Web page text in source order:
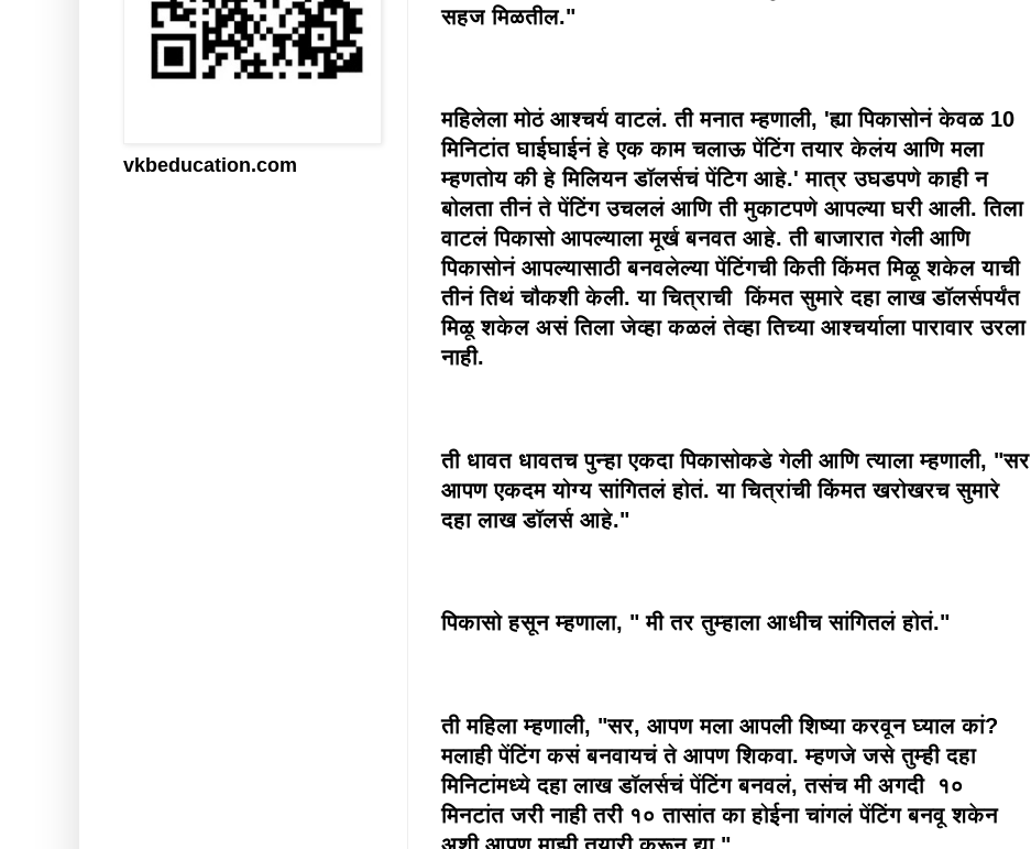
सहज मिळतील."
महिलेला मोठं आश्चर्य वाटलं. ती मनात म्हणाली, 'ह्या पिकासोनं केवळ 10
मिनिटांत घाईघाईनं हे एक काम चलाऊ पेंटिंग तयार केलंय आणि मला
म्हणतोय की हे मिलियन डॉलर्सचं पेंटिग आहे.' मात्र उघडपणे काही न
बोलता तीनं ते पेंटिंग उचललं आणि ती मुकाटपणे आपल्या घरी आली. तिला
वाटलं पिकासो आपल्याला मूर्ख बनवत आहे. ती बाजारात गेली आणि
पिकासोनं आपल्यासाठी बनवलेल्या पेंटिंगची किती किंमत मिळू शकेल याची
तीनं तिथं चौकशी केली. या चित्राची किंमत सुमारे दहा लाख डॉलर्सपर्यंत
मिळू शकेल असं तिला जेव्हा कळलं तेव्हा तिच्या आश्चर्याला पारावार उरला
नाही.
ती धावत धावतच पुन्हा एकदा पिकासोकडे गेली आणि त्याला म्हणाली, "सर
आपण एकदम योग्य सांगितलं होतं. या चित्रांची किंमत खरोखरच सुमारे
दहा लाख डॉलर्स आहे."
पिकासो हसून म्हणाला, " मी तर तुम्हाला आधीच सांगितलं होतं."
ती महिला म्हणाली, "सर, आपण मला आपली शिष्या करवून घ्याल कां?
मलाही पेंटिंग कसं बनवायचं ते आपण शिकवा. म्हणजे जसे तुम्ही दहा
मिनिटांमध्ये दहा लाख डॉलर्सचं पेंटिंग बनवलं, तसंच मी अगदी १०
मिनटांत जरी नाही तरी १० तासांत का होईना चांगलं पेंटिंग बनवू शकेन
vkbeducation.com